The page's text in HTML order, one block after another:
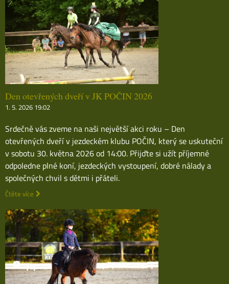
Den otevřených dveří v JK POČIN 2026
1. 5. 2026 19:02
Srdečně vás zveme na naši největší akci roku – Den
otevřených dveří v jezdeckém klubu POČIN, který se uskuteční
v sobotu 30. května 2026 od 14:00. Přijďte si užít příjemné
odpoledne plné koní, jezdeckých vystoupení, dobré nálady a
společných chvil s dětmi i přáteli.
Čtěte více